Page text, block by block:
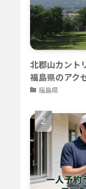
(22)
北郡山カント
福島県のアク
福島県